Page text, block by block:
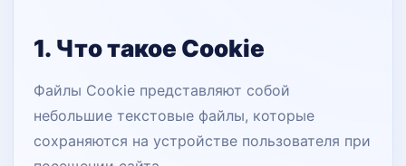
1. Что такое Cookie
Файлы Cookie представляют собой
небольшие текстовые файлы, которые
сохраняются на устройстве пользователя при